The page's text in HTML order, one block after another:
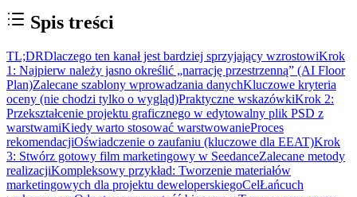
Spis treści
TL;DRDlaczego ten kanał jest bardziej sprzyjający wzrostowiKrok
1: Najpierw należy jasno określić „narrację przestrzenną” (AI Floor
Plan)Zalecane szablony wprowadzania danychKluczowe kryteria
oceny (nie chodzi tylko o wygląd)Praktyczne wskazówkiKrok 2:
Przekształcenie projektu graficznego w edytowalny plik PSD z
warstwamiKiedy warto stosować warstwowanieProces
rekomendacjiOświadczenie o zaufaniu (kluczowe dla EEAT)Krok
3: Stwórz gotowy film marketingowy w SeedanceZalecane metody
realizacjiKompleksowy przykład: Tworzenie materiałów
marketingowych dla projektu deweloperskiegoCelŁańcuch